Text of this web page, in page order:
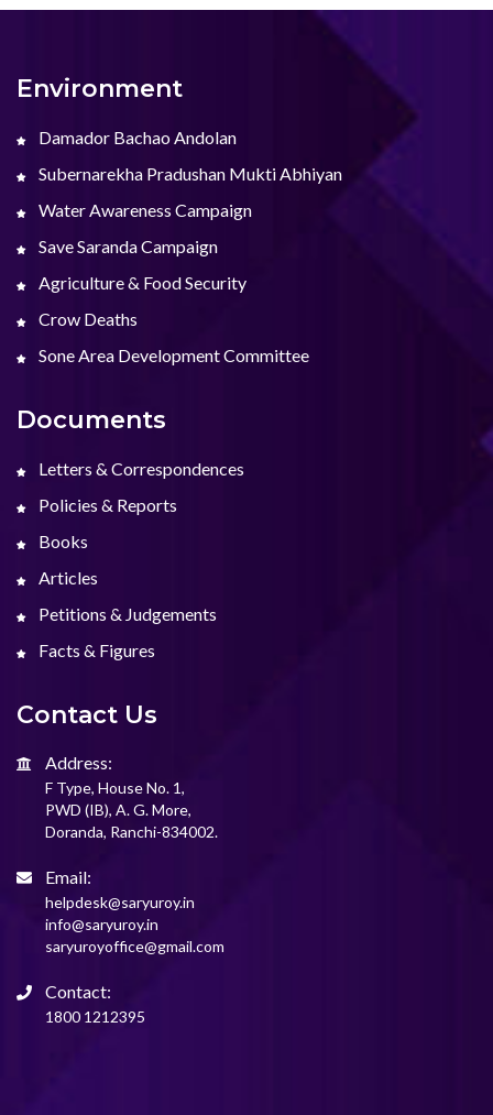
Environment
Damador Bachao Andolan
Subernarekha Pradushan Mukti Abhiyan
Water Awareness Campaign
Save Saranda Campaign
Agriculture & Food Security
Crow Deaths
Sone Area Development Committee
Documents
Letters & Correspondences
Policies & Reports
Books
Articles
Petitions & Judgements
Facts & Figures
Contact Us
Address:
F Type, House No. 1,
PWD (IB), A. G. More,
Doranda, Ranchi-834002.
Email:
helpdesk@saryuroy.in
info@saryuroy.in
saryuroyoffice@gmail.com
Contact:
1800 1212395